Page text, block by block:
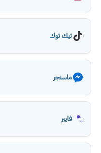
تيك توك
ماسنجر
فايبر